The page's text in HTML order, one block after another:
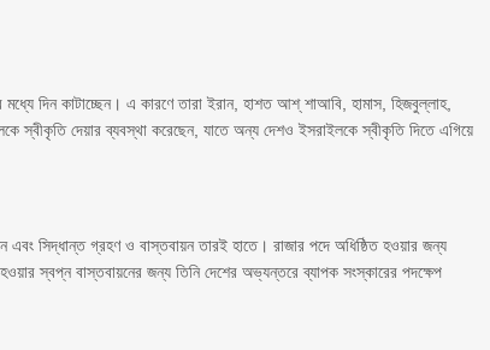
দিন কাটাচ্ছেন। এ কারণে তারা ইরান, হাশত আশ্ শাআবি, হামাস, হিজবুল্লাহ,
স্বীকৃতি দেয়ার ব্যবস্থা করেছেন, যাতে অন্য দেশও ইসরাইলকে স্বীকৃতি দিতে এগিয়ে
সিদ্ধান্ত গ্রহণ ও বাস্তবায়ন তারই হাতে। রাজার পদে অধিষ্ঠিত হওয়ার জন্য
হওয়ার স্বপ্ন বাস্তবায়নের জন্য তিনি দেশের অভ্যন্তরে ব্যাপক সংস্কারের পদক্ষেপ